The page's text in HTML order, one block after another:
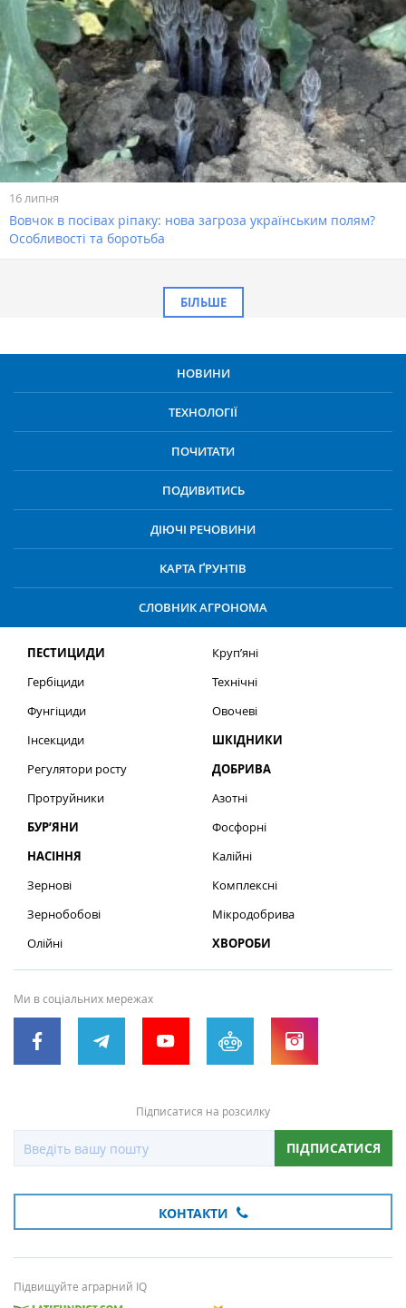
16 липня
Вовчок в посівах ріпаку: нова загроза українським полям?
Особливості та боротьба
БІЛЬШЕ
НОВИНИ
ТЕХНОЛОГІЇ
ПОЧИТАТИ
ПОДИВИТИСЬ
ДІЮЧІ РЕЧОВИНИ
КАРТА ҐРУНТІВ
СЛОВНИК АГРОНОМА
ПЕСТИЦИДИ
Гербіциди
Фунгіциди
Інсекциди
Регулятори росту
Протруйники
БУР’ЯНИ
НАСІННЯ
Зернові
Зернобобові
Олійні
Круп’яні
Технічні
Овочеві
ШКІДНИКИ
ДОБРИВА
Азотні
Фосфорні
Калійні
Комплексні
Мікродобрива
ХВОРОБИ
Ми в соціальних мережах
Підписатися на розсилку
ПІДПИСАТИСЯ
КОНТАКТИ
Підвищуйте аграрний IQ